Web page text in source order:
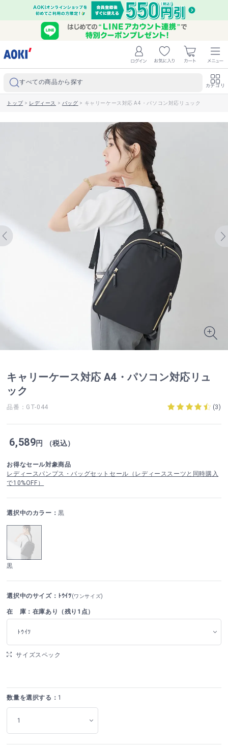
すべての商品から探す カテゴリ
トップ> レディース > バッグ > キャリーケース対応 A4・パソコン対応リュック
キャリーケース対応 A4・パソコン対応リュ
ック
品番：GT-044 (3)
6,589円 （税込）
お得なセール対象商品
レディースパンプス・バッグセットセール（レディーススーツと同時購入
で10%OFF）
選択中のカラー：黒
黒
選択中のサイズ：ﾄｳｲﾂ(ワンサイズ)
在 庫：在庫あり（残り1点）
ﾄｳｲﾂ
サイズスペック
数量を選択する： 1